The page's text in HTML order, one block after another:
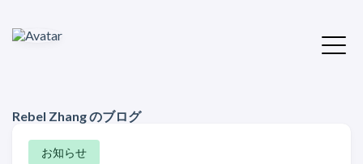
Rebel Zhang のブログ
お知らせ